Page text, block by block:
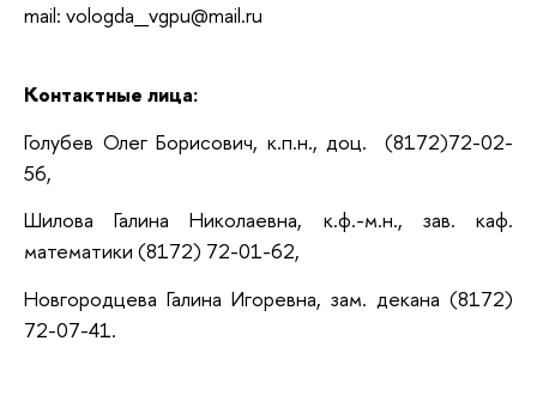
mail: vologda_vgpu@mail.ru
Контактные лица:
Голубев Олег Борисович, к.п.н., доц. (8172)72-02-
56,
Шилова Галина Николаевна, к.ф.-м.н., зав. каф.
математики (8172) 72-01-62,
Новгородцева Галина Игоревна, зам. декана (8172)
72-07-41.